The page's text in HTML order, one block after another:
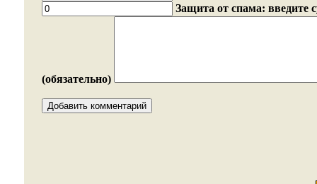
Защита от спама: введите
(обязательно)